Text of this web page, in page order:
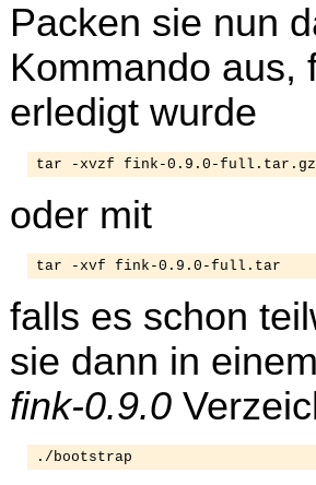
Packen sie nun
Kommando aus,
erledigt wurde
tar -xvzf fink-0.9.0-full.tar.gz
oder mit
tar -xvf fink-0.9.0-full.tar
falls es schon
sie dann in
fink-0.9.0
./bootstrap